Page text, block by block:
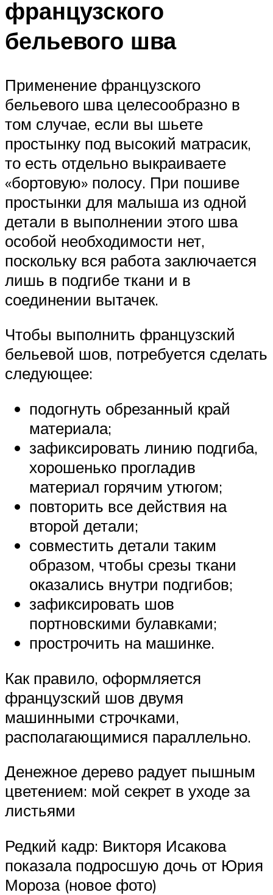
французского
бельевого шва
Применение французского
бельевого шва целесообразно в
том случае, если вы шьете
простынку под высокий матрасик,
то есть отдельно выкраиваете
«бортовую» полосу. При пошиве
простынки для малыша из одной
детали в выполнении этого шва
особой необходимости нет,
поскольку вся работа заключается
лишь в подгибе ткани и в
соединении вытачек.
Чтобы выполнить французский
бельевой шов, потребуется сделать
следующее:
подогнуть обрезанный край
материала;
зафиксировать линию подгиба,
хорошенько прогладив
материал горячим утюгом;
повторить все действия на
второй детали;
совместить детали таким
образом, чтобы срезы ткани
оказались внутри подгибов;
зафиксировать шов
портновскими булавками;
прострочить на машинке.
Как правило, оформляется
французский шов двумя
машинными строчками,
располагающимися параллельно.
Денежное дерево радует пышным
цветением: мой секрет в уходе за
листьями
Редкий кадр: Викторя Исакова
показала подросшую дочь от Юрия
Мороза (новое фото)